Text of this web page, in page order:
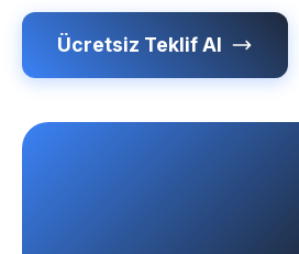
Ücretsiz Teklif Al